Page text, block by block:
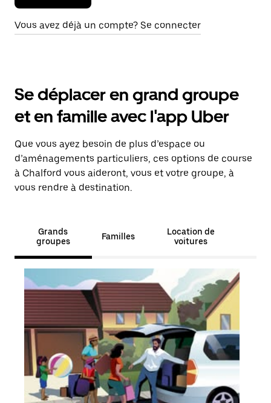
Vous avez déjà un compte? Se connecter
Se déplacer en grand groupe
et en famille avec l'app Uber
Que vous ayez besoin de plus d’espace ou
d’aménagements particuliers, ces options de course
à Chalford vous aideront, vous et votre groupe, à
vous rendre à destination.
Grands
groupes
Familles
Location de
voitures